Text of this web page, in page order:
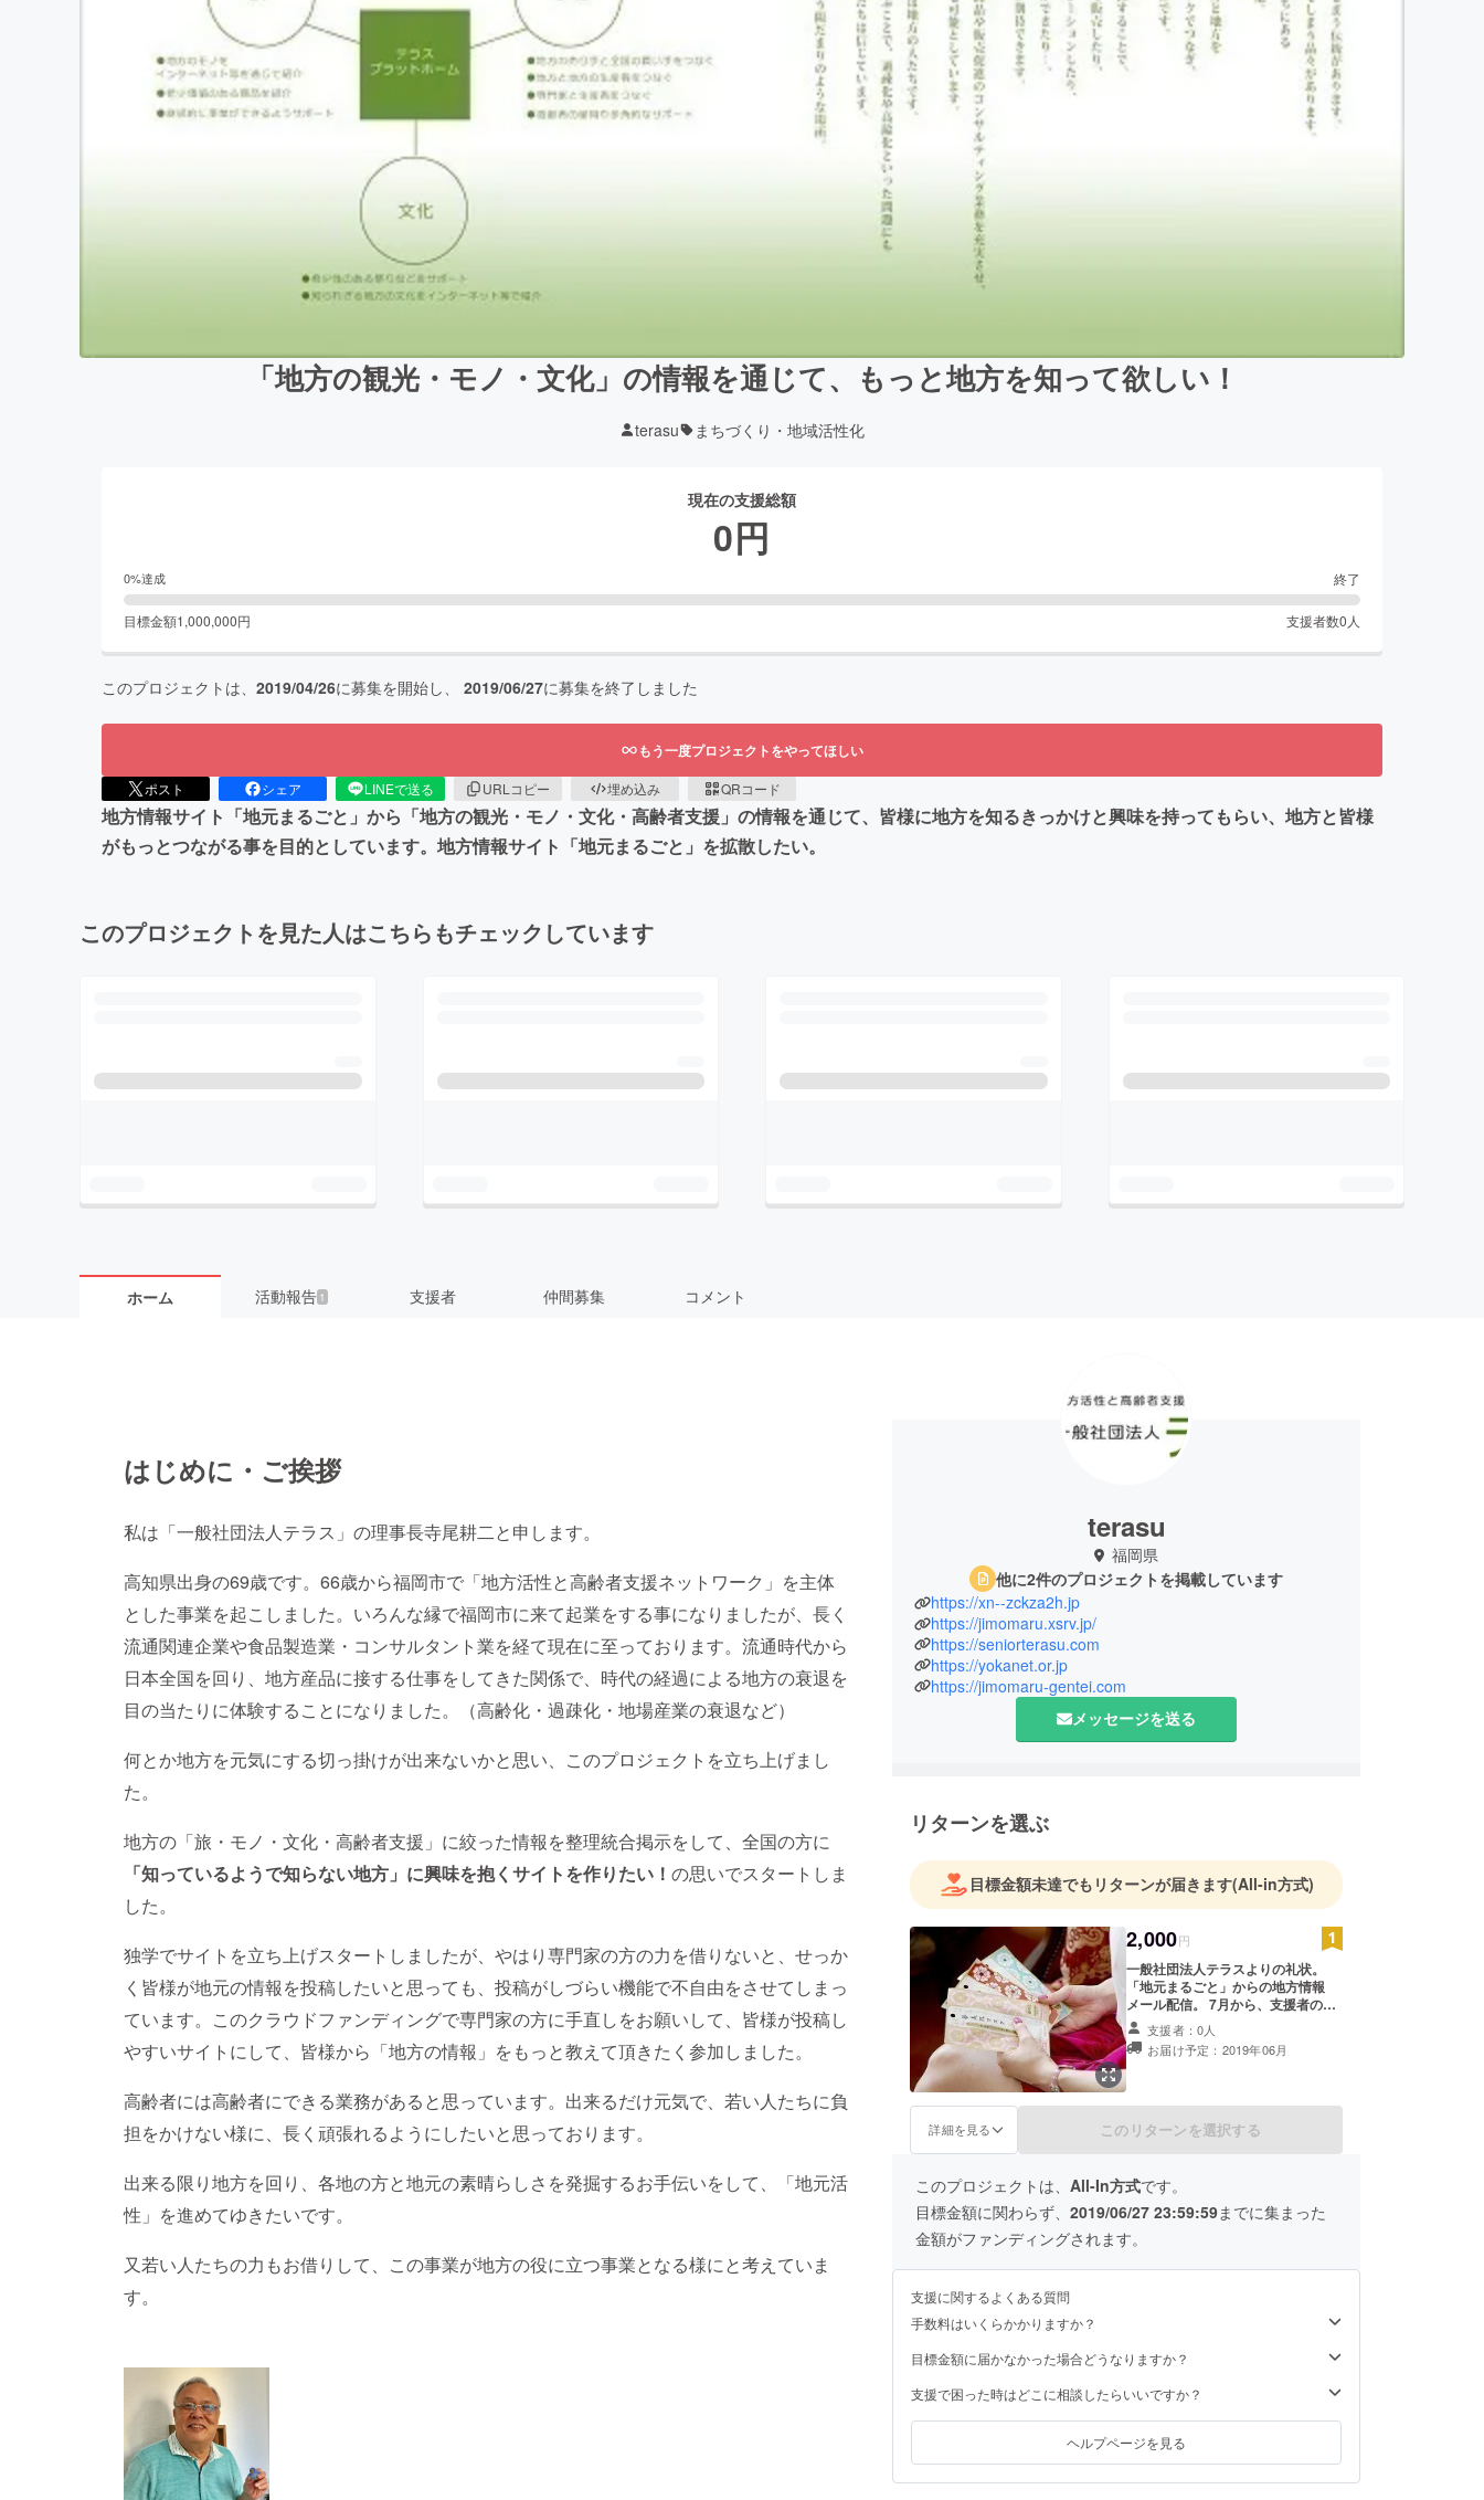
「地方の観光・モノ・文化」の情報を通じて、もっと地方を知って欲しい！
terasu まちづくり・地域活性化
現在の支援総額
0円
0%達成 終了
目標金額1,000,000円 支援者数0 人
このプロジェクトは、 2019/04/26に募集を開始し、 2019/06/27に募集を終了しました
もう一度プロジェクトをやってほしい
ポスト シェア LINEで送る URLコピー 埋め込み QRコード
地方情報サイト「地元まるごと」から「地方の観光・モノ・文化・高齢者支援」の情報を通じて、皆様に地方を知るきっかけと興味を持ってもらい、地方と皆様
がもっとつながる事を目的としています。地方情報サイト「地元まるごと」を拡散したい。
このプロジェクトを見た人はこちらもチェックしています
ホーム 活動報告 1 支援者 仲間募集 コメント
はじめに・ご挨拶
私は「一般社団法人テラス」の理事長寺尾耕二と申します。
高知県出身の69歳です。66歳から福岡市で「地方活性と高齢者支援ネットワーク」を主体
とした事業を起こしました。いろんな縁で福岡市に来て起業をする事になりましたが、長く
流通関連企業や食品製造業・コンサルタント業を経て現在に至っております。流通時代から
日本全国を回り、地方産品に接する仕事をしてきた関係で、時代の経過による地方の衰退を
目の当たりに体験することになりました。（高齢化・過疎化・地場産業の衰退など）
何とか地方を元気にする切っ掛けが出来ないかと思い、このプロジェクトを立ち上げまし
た。
地方の「旅・モノ・文化・高齢者支援」に絞った情報を整理統合掲示をして、全国の方に
「知っているようで知らない地方」に興味を抱くサイトを作りたい！ の思いでスタートしま
した。
独学でサイトを立ち上げスタートしましたが、やはり専門家の方の力を借りないと、せっか
く皆様が地元の情報を投稿したいと思っても、投稿がしづらい機能で不自由をさせてしまっ
ています。このクラウドファンディングで専門家の方に手直しをお願いして、皆様が投稿し
やすいサイトにして、皆様から「地方の情報」をもっと教えて頂きたく参加しました。
高齢者には高齢者にできる業務があると思っています。出来るだけ元気で、若い人たちに負
担をかけない様に、長く頑張れるようにしたいと思っております。
出来る限り地方を回り、各地の方と地元の素晴らしさを発掘するお手伝いをして、「地元活
性」を進めてゆきたいです。
又若い人たちの力もお借りして、この事業が地方の役に立つ事業となる様にと考えていま
す。
terasu
福岡県
他に2件のプロジェクトを掲載しています
https://xn--zckza2h.jp
https://jimomaru.xsrv.jp/
https://seniorterasu.com
https://yokanet.or.jp
https://jimomaru-gentei.com
メッセージを送る
リターンを選ぶ
目標金額未達でもリターンが届きます(All-in方式)
2,000円
一般社団法人テラスよりの礼状。
「地元まるごと」からの地方情報
メール配信。 7月から、支援者の方
には最新の地方情報を選択してメー
ルでご連絡いたします。 その後は月
に一度を目途に最新の地方情報をお
旅や物販に関して」お得な情報を優
先的にお伝えしたいと思っておりま
支援者：0人
お届け予定：2019年06月
詳細を見る このリターンを選択する
このプロジェクトは、 All-In方式です。
目標金額に関わらず、 2019/06/27 23:59:59までに集まった
金額がファンディングされます。
支援に関するよくある質問
手数料はいくらかかりますか？
目標金額に届かなかった場合どうなりますか？
支援で困った時はどこに相談したらいいですか？
ヘルプページを見る